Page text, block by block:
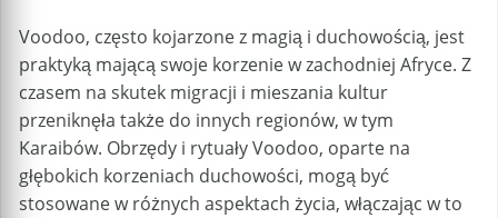
Voodoo, często kojarzone z magią i duchowością, jest
praktyką mającą swoje korzenie w zachodniej Afryce. Z
czasem na skutek migracji i mieszania kultur
przeniknęła także do innych regionów, w tym
Karaibów. Obrzędy i rytuały Voodoo, oparte na
głębokich korzeniach duchowości, mogą być
stosowane w różnych aspektach życia, włączając w to